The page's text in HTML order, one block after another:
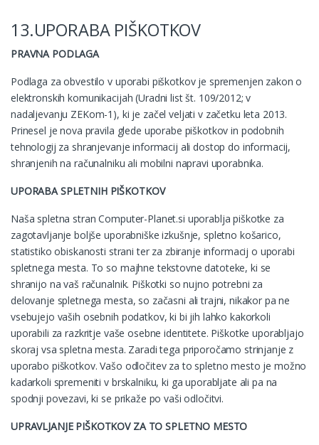
13.UPORABA PIŠKOTKOV
PRAVNA PODLAGA
Podlaga za obvestilo v uporabi piškotkov je spremenjen zakon o
elektronskih komunikacijah (Uradni list št. 109/2012; v
nadaljevanju ZEKom-1), ki je začel veljati v začetku leta 2013.
Prinesel je nova pravila glede uporabe piškotkov in podobnih
tehnologij za shranjevanje informacij ali dostop do informacij,
shranjenih na računalniku ali mobilni napravi uporabnika.
UPORABA SPLETNIH PIŠKOTKOV
Naša spletna stran Computer-Planet.si uporablja piškotke za
zagotavljanje boljše uporabniške izkušnje, spletno košarico,
statistiko obiskanosti strani ter za zbiranje informacij o uporabi
spletnega mesta. To so majhne tekstovne datoteke, ki se
shranijo na vaš računalnik. Piškotki so nujno potrebni za
delovanje spletnega mesta, so začasni ali trajni, nikakor pa ne
vsebujejo vaših osebnih podatkov, ki bi jih lahko kakorkoli
uporabili za razkritje vaše osebne identitete. Piškotke uporabljajo
skoraj vsa spletna mesta. Zaradi tega priporočamo strinjanje z
uporabo piškotkov. Vašo odločitev za to spletno mesto je možno
kadarkoli spremeniti v brskalniku, ki ga uporabljate ali pa na
spodnji povezavi, ki se prikaže po vaši odločitvi.
UPRAVLJANJE PIŠKOTKOV ZA TO SPLETNO MESTO